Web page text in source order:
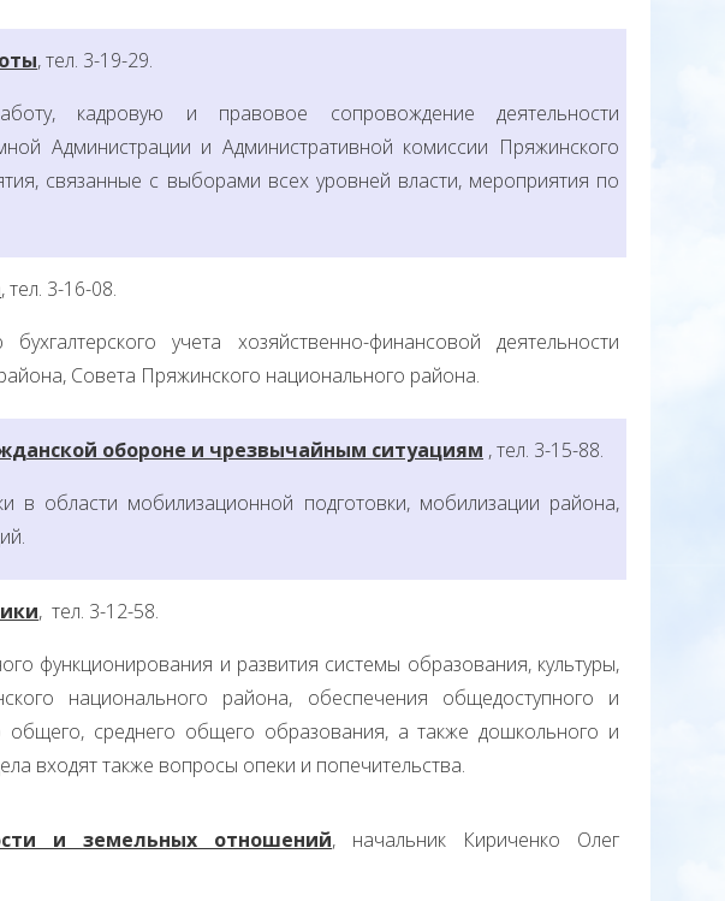
, тел. 3-19-29.
кадровую и правовое сопровождение деятельности
Администрации и Административной комиссии Пряжинского
связанные с выборами всех уровней власти, мероприятия по
, тел. 3-16-08.
учета хозяйственно-финансовой деятельности
Совета Пряжинского национального района.
обороне и чрезвычайным ситуациям , тел. 3-15-88.
в области мобилизационной подготовки, мобилизации района,
, тел. 3-12-58.
функционирования и развития системы образования, культуры,
национального района, обеспечения общедоступного и
общего, среднего общего образования, а также дошкольного и
входят также вопросы опеки и попечительства.
и земельных отношений, начальник Кириченко Олег